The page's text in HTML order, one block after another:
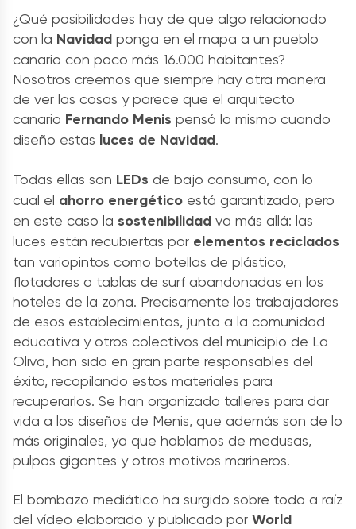
¿Qué posibilidades hay de que algo relacionado
con la Navidad ponga en el mapa a un pueblo
canario con poco más 16.000 habitantes?
Nosotros creemos que siempre hay otra manera
de ver las cosas y parece que el arquitecto
canario Fernando Menis pensó lo mismo cuando
diseño estas luces de Navidad.
Todas ellas son LEDs de bajo consumo, con lo
cual el ahorro energético está garantizado, pero
en este caso la sostenibilidad va más allá: las
luces están recubiertas por elementos reciclados
tan variopintos como botellas de plástico,
flotadores o tablas de surf abandonadas en los
hoteles de la zona. Precisamente los trabajadores
de esos establecimientos, junto a la comunidad
educativa y otros colectivos del municipio de La
Oliva, han sido en gran parte responsables del
éxito, recopilando estos materiales para
recuperarlos. Se han organizado talleres para dar
vida a los diseños de Menis, que además son de lo
más originales, ya que hablamos de medusas,
pulpos gigantes y otros motivos marineros.
El bombazo mediático ha surgido sobre todo a raíz
del vídeo elaborado y publicado por World